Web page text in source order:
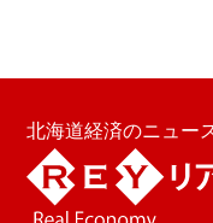
北海道経済のニュー